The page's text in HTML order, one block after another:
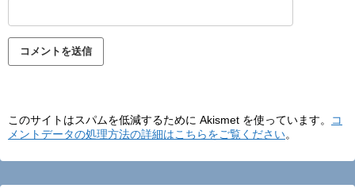
このサイトはスパムを低減するために Akismet を使っています。
コ
メントデータの処理方法の詳細はこちらをご覧ください。